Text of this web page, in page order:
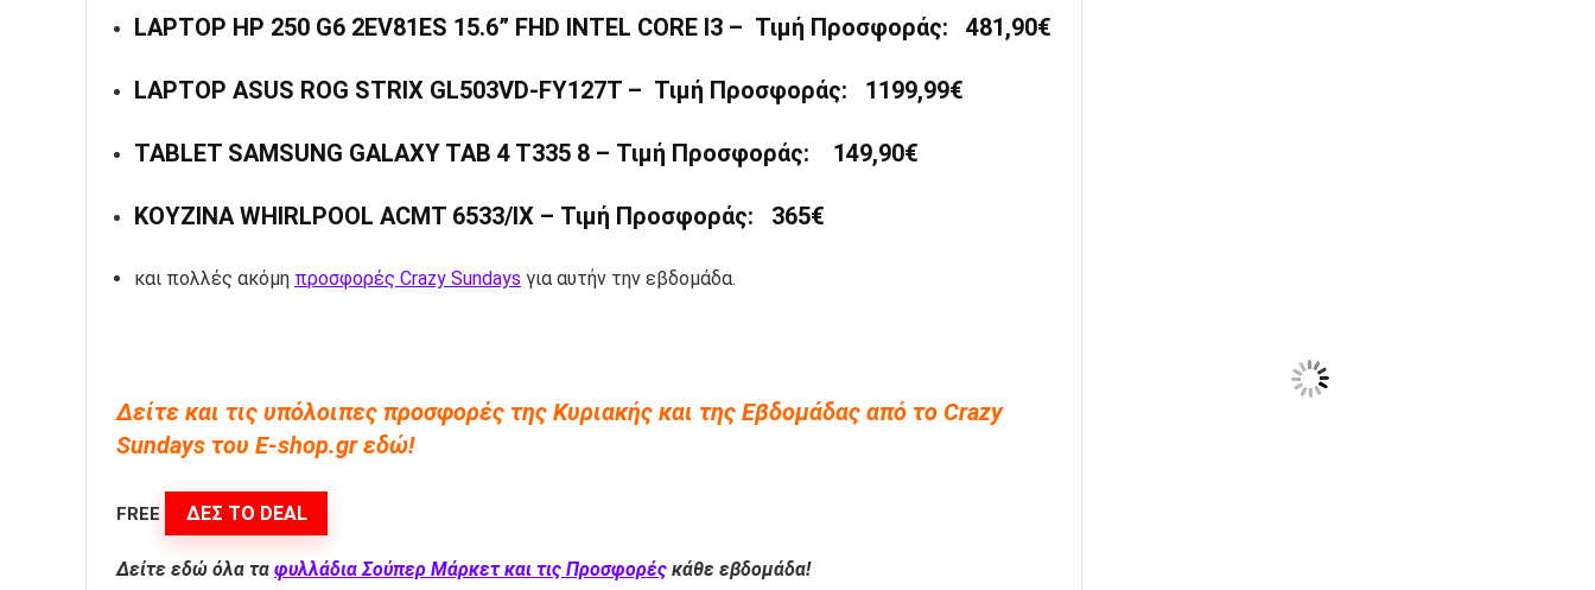
LAPTOP HP 250 G6 2EV81ES 15.6” FHD INTEL CORE I3 – Τιμή Προσφοράς: 481,90€
LAPTOP ASUS ROG STRIX GL503VD-FY127T – Τιμή Προσφοράς: 1199,99€
TABLET SAMSUNG GALAXY TAB 4 T335 8 – Τιμή Προσφοράς: 149,90€
ΚΟΥΖΙΝΑ WHIRLPOOL ACMT 6533/IX – Τιμή Προσφοράς: 365€
και πολλές ακόμη προσφορές Crazy Sundays για αυτήν την εβδομάδα.
Δείτε και τις υπόλοιπες προσφορές της Κυριακής και της Εβδομάδας από το Crazy
Sundays του E-shop.gr εδώ!
FREE ΔΕΣ ΤΟ DEAL
Δείτε εδώ όλα τα φυλλάδια Σούπερ Μάρκετ και τις Προσφορές κάθε εβδομάδα!